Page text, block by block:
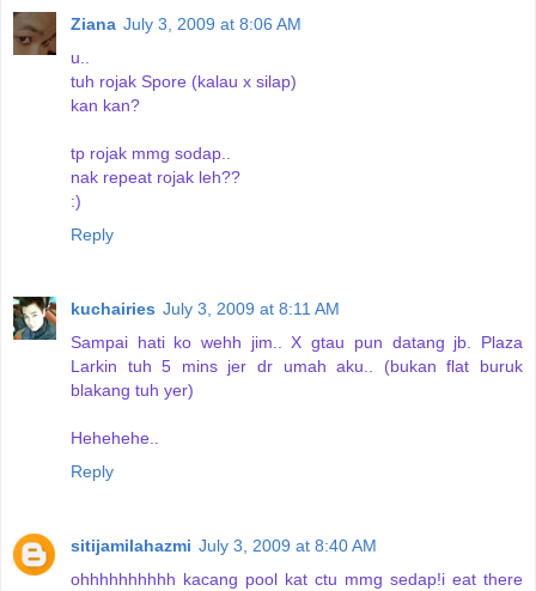
Ziana July 3, 2009 at 8:06 AM
u..
tuh rojak Spore (kalau x silap)
kan kan?
tp rojak mmg sodap..
nak repeat rojak leh??
:)
Reply
kuchairies July 3, 2009 at 8:11 AM
Sampai hati ko wehh jim.. X gtau pun datang jb. Plaza
Larkin tuh 5 mins jer dr umah aku.. (bukan flat buruk
blakang tuh yer)
Hehehehe..
Reply
sitijamilahazmi July 3, 2009 at 8:40 AM
ohhhhhhhhhh kacang pool kat ctu mmg sedap!i eat there